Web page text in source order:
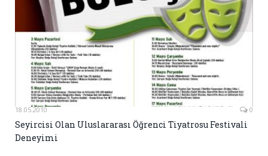
18.05.2010 0
Seyircisi Olan Uluslararası Öğrenci Tiyatrosu Festivali
Deneyimi